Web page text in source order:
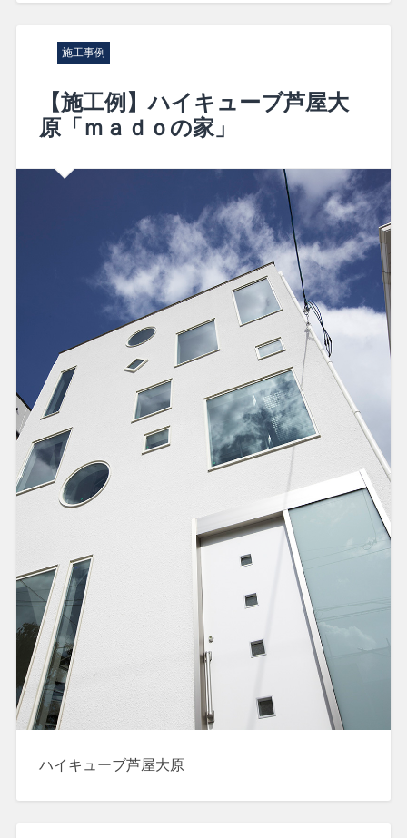
施工事例
【施工例】ハイキューブ芦屋大
原「ｍａｄｏの家」
ハイキューブ芦屋大原